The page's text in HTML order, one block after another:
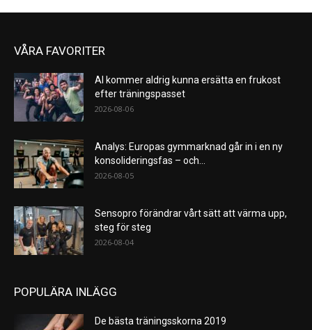
VÅRA FAVORITER
AI kommer aldrig kunna ersätta en frukost
efter träningspasset
2026-08-06
Analys: Europas gymmarknad går in i en ny
konsolideringsfas – och...
2026-08-05
Sensopro förändrar vårt sätt att värma upp,
steg för steg
2026-08-04
POPULÄRA INLÄGG
De bästa träningsskorna 2019